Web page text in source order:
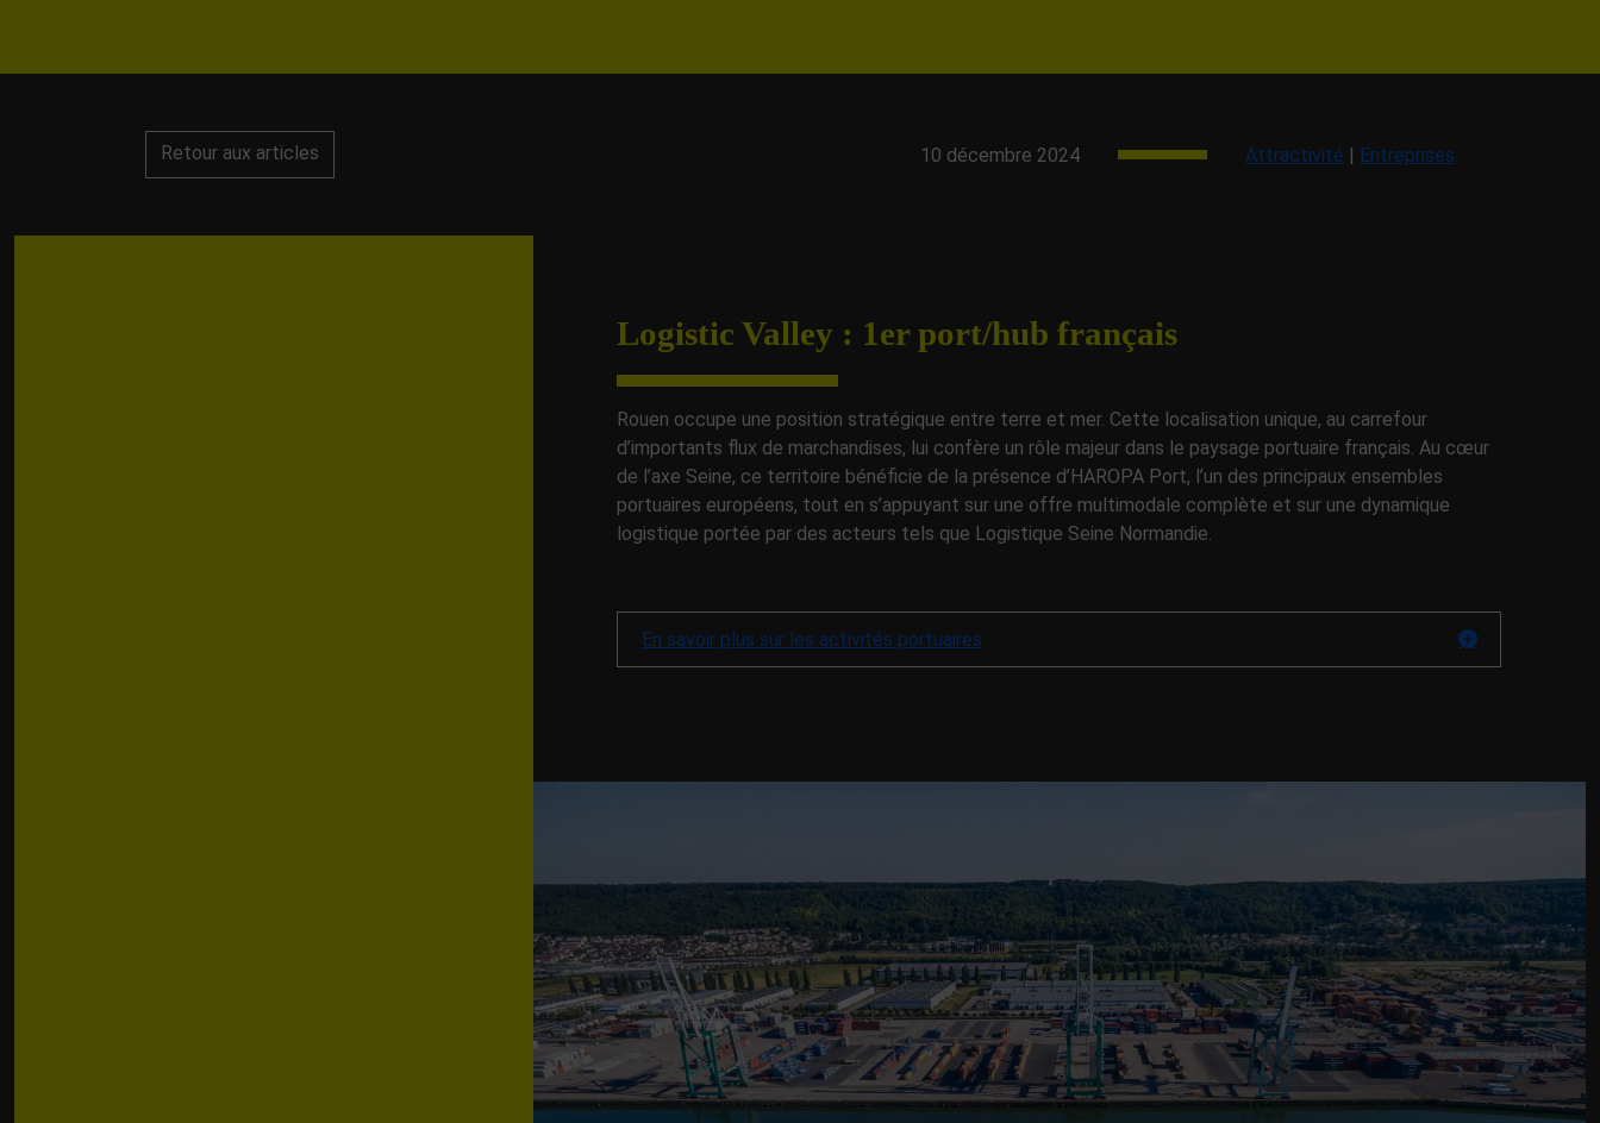
Retour aux articles 10 décembre 2024 Attractivité | Entreprises
Logistic Valley : 1er port/hub français
Rouen occupe une position stratégique entre terre et mer. Cette localisation unique, au carrefour
d’importants flux de marchandises, lui confère un rôle majeur dans le paysage portuaire français. Au cœur
de l’axe Seine, ce territoire bénéficie de la présence d’HAROPA Port, l’un des principaux ensembles
portuaires européens, tout en s’appuyant sur une offre multimodale complète et sur une dynamique
logistique portée par des acteurs tels que Logistique Seine Normandie.
En savoir plus sur les activités portuaires